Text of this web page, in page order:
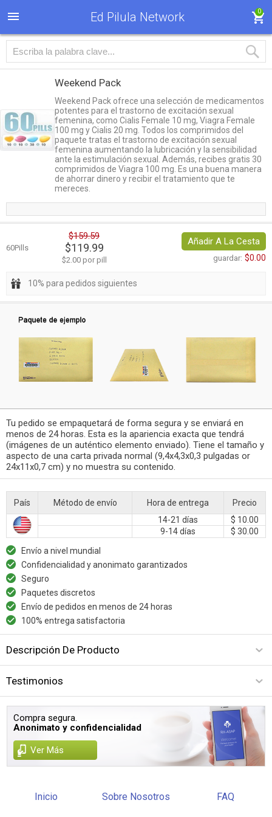
Ed Pilula Network 0
Weekend Pack
Weekend Pack ofrece una selección de medicamentos
potentes para el trastorno de excitación sexual
femenina, como Cialis Female 10 mg, Viagra Female
100 mg y Cialis 20 mg. Todos los comprimidos del
paquete tratas el trastorno de excitación sexual
femenina aumentando la lubricación y la sensibilidad
ante la estimulación sexual. Además, recibes gratis 30
comprimidos de Viagra 100 mg. Es una buena manera
de ahorrar dinero y recibir el tratamiento que te
mereces.
60Pills
$159.59
$119.99
$2.00 por pill
Añadir A La Cesta
guardar: $0.00
10% para pedidos siguientes
Tu pedido se empaquetará de forma segura y se enviará en
menos de 24 horas. Esta es la apariencia exacta que tendrá
(imágenes de un auténtico elemento enviado). Tiene el tamaño y
aspecto de una carta privada normal (9,4x4,3x0,3 pulgadas or
24x11x0,7 cm) y no muestra su contenido.
País Método de envío Hora de entrega
Precio
14-21 días
$ 10.00
9-14 días
$ 30.00
Envío a nivel mundial
Confidencialidad y anonimato garantizados
Seguro
Paquetes discretos
Envío de pedidos en menos de 24 horas
100% entrega satisfactoria
Descripción De Producto
Testimonios
Compra segura.
Anonimato y confidencialidad
Ver Más
Inicio Sobre Nosotros FAQ